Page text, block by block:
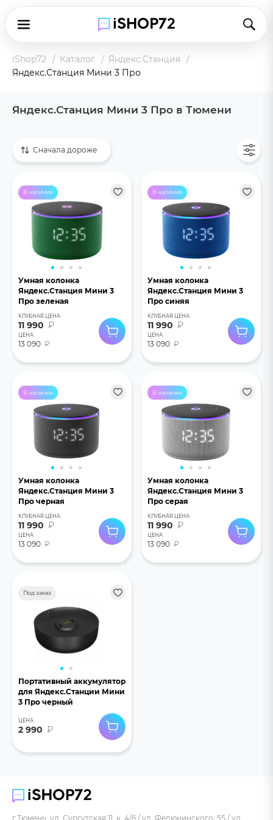
iShop72 Каталог
Яндекс.Станция
Яндекс.Станция Мини 3 Про
Яндекс.Станция Мини 3 Про в Тюмени
Сначала дороже
В наличии
Умная колонка
Яндекс.Станция Мини 3
Про зеленая
КЛУБНАЯ ЦЕНА
11 990 ₽
ЦЕНА
13 090 ₽
В наличии
Умная колонка
Яндекс.Станция Мини 3
Про синяя
КЛУБНАЯ ЦЕНА
11 990 ₽
ЦЕНА
13 090 ₽
В наличии
Умная колонка
Яндекс.Станция Мини 3
Про черная
КЛУБНАЯ ЦЕНА
11 990 ₽
ЦЕНА
13 090 ₽
В наличии
Умная колонка
Яндекс.Станция Мини 3
Про серая
КЛУБНАЯ ЦЕНА
11 990 ₽
ЦЕНА
13 090 ₽
Под заказ
Портативный аккумулятор
для Яндекс.Станции Мини
3 Про черный
ЦЕНА
2 990 ₽
г.Тюмень, ул. Сургутская 11, к. 4/6 / ул. Федюнинского, 55 / ул.